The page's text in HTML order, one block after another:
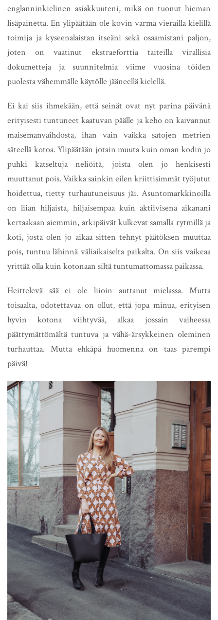
englanninkielinen asiakkuuteni, mikä on tuonut hieman
lisäpainetta. En ylipäätään ole kovin varma vierailla kielillä
toimija ja kyseenalaistan itseäni sekä osaamistani paljon,
joten on vaatinut ekstraeforttia taiteilla virallisia
dokumetteja ja suunnitelmia viime vuosina töiden
puolesta vähemmälle käytölle jääneellä kielellä.
Ei kai siis ihmekään, että seinät ovat nyt parina päivänä
erityisesti tuntuneet kaatuvan päälle ja keho on kaivannut
maisemanvaihdosta, ihan vain vaikka satojen metrien
säteellä kotoa. Ylipäätään jotain muuta kuin oman kodin jo
puhki katseltuja neliöitä, joista olen jo henkisesti
muuttanut pois. Vaikka sainkin eilen kriittisimmät työjutut
hoidettua, tietty turhautuneisuus jäi. Asuntomarkkinoilla
on liian hiljaista, hiljaisempaa kuin aktiivisena aikanani
kertaakaan aiemmin, arkipäivät kulkevat samalla rytmillä ja
koti, josta olen jo aikaa sitten tehnyt päätöksen muuttaa
pois, tuntuu lähinnä väliaikaiselta paikalta. On siis vaikeaa
yrittää olla kuin kotonaan siltä tuntumattomassa paikassa.
Heittelevä sää ei ole liioin auttanut mielassa. Mutta
toisaalta, odotettavaa on ollut, että jopa minua, erityisen
hyvin kotona viihtyvää, alkaa jossain vaiheessa
päättymättömältä tuntuva ja vähä-ärsykkeinen oleminen
turhauttaa. Mutta ehkäpä huomenna on taas parempi
päivä!